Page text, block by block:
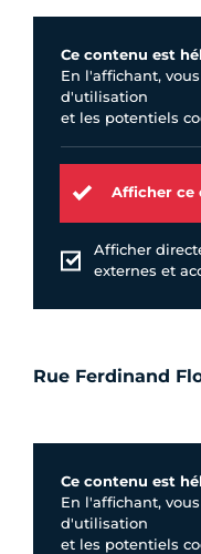
Ce contenu est
En l'affichant,
d'utilisation
et les potentiels
Afficher ce
Afficher
externes et
Rue Ferdinand
Ce contenu est
En l'affichant,
d'utilisation
et les potentiels